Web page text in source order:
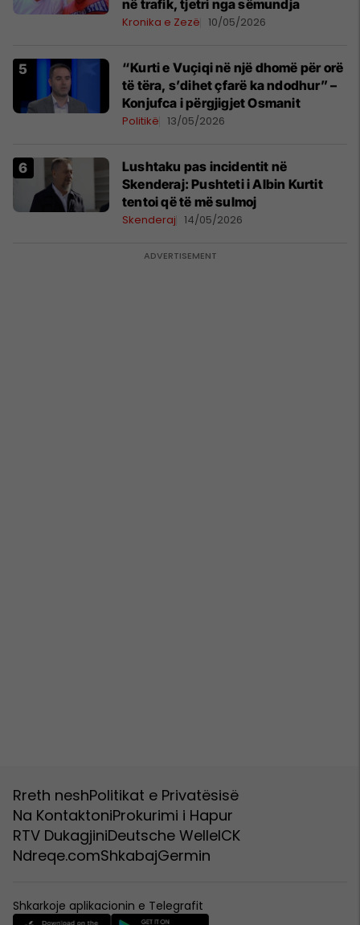
në trafik, tjetri nga sëmundja
Kronika e Zezë 10/05/2026
“Kurti e Vuçiqi në një dhomë për orë
të tëra, s’dihet çfarë ka ndodhur” –
Konjufca i përgjigjet Osmanit
Politikë 13/05/2026
Lushtaku pas incidentit në
Skenderaj: Pushteti i Albin Kurtit
tentoi që të më sulmoj
Skenderaj 14/05/2026
Rreth neshPolitikat e Privatësisë
Na KontaktoniProkurimi i Hapur
RTV DukagjiniDeutsche WelleICK
Ndreqe.comShkabajGermin
Shkarkoje aplikacionin e Telegrafit